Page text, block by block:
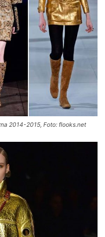
2014-2015, Foto: flooks.net